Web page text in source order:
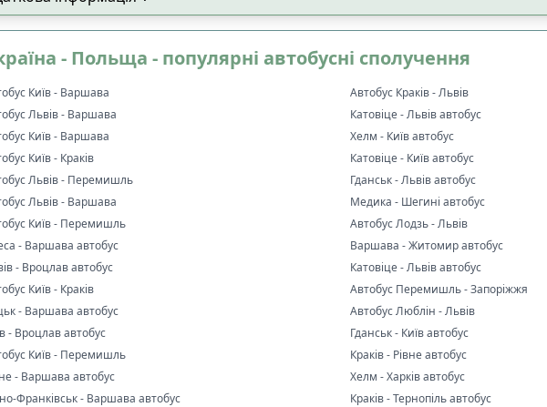
Наявність пересадки:
➡️Тільки прямі рейси 0
🔄
Є пересадка
організована
1
Основне, що впливає на вибір маршруту
✅Виїзд і прибуття за
конкретною адресою
Можна обрати місце 0
✅Дитяче крісло
🚍
Тип транспорту
🚌Комфортабельний автобус
🚐VIP мікроавтобус
👑Додатковий простір для ніг
☕ Комфорт у дорозі
🛌Пледи
🚽Туалет
🍵 Кава / чай / гаряча вода
🥤Безкоштовні напої
🔒Індивідуальні ремені
❄️Клімат-контроль
🔌 Електроніка та розваги: 📶Інтернет-з'язок:
- Польща - популярні автобусні сполучення
Київ - Варшава
Львів - Варшава
Київ - Варшава
Київ - Краків
Львів - Перемишль
Львів - Варшава
Київ - Перемишль
- Варшава автобус
- Вроцлав автобус
Київ - Краків
- Варшава автобус
- Вроцлав автобус
Київ - Перемишль
- Варшава автобус
Франківськ - Варшава автобус
Автобус Краків - Львів
Катовіце - Львів автобус
Хелм - Київ автобус
Катовіце - Київ автобус
Гданськ - Львів автобус
Медика - Шегині автобус
Автобус Лодзь - Львів
Варшава - Житомир автобус
Катовіце - Львів автобус
Автобус Перемишль - Запоріжжя
Автобус Люблін - Львів
Гданськ - Київ автобус
Краків - Рівне автобус
Хелм - Харків автобус
Краків - Тернопіль автобус